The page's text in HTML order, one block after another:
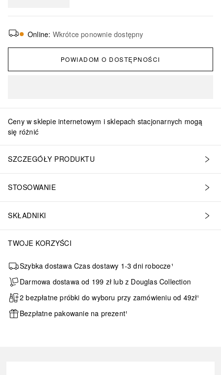
Online: Wkrótce ponownie dostępny
POWIADOM O DOSTĘPNOŚCI
Ceny w sklepie internetowym i sklepach stacjonarnych mogą
się różnić
SZCZEGÓŁY PRODUKTU
STOSOWANIE
SKŁADNIKI
TWOJE KORZYŚCI
Szybka dostawa Czas dostawy 1-3 dni robocze¹
Darmowa dostawa od 199 zł lub z Douglas Collection
2 bezpłatne próbki do wyboru przy zamówieniu od 49zł¹
Bezpłatne pakowanie na prezent¹